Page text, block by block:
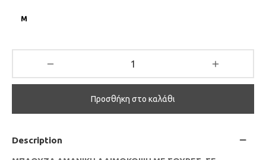
M
Προσθήκη στο καλάθι
Description